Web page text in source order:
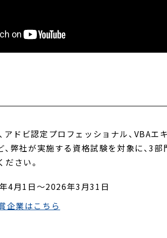
アドビ認定プロフェッショナル、VBAエ
弊社が実施する資格試験を対象に、3
さい。
4月1日～2026年3月31日
企業はこちら